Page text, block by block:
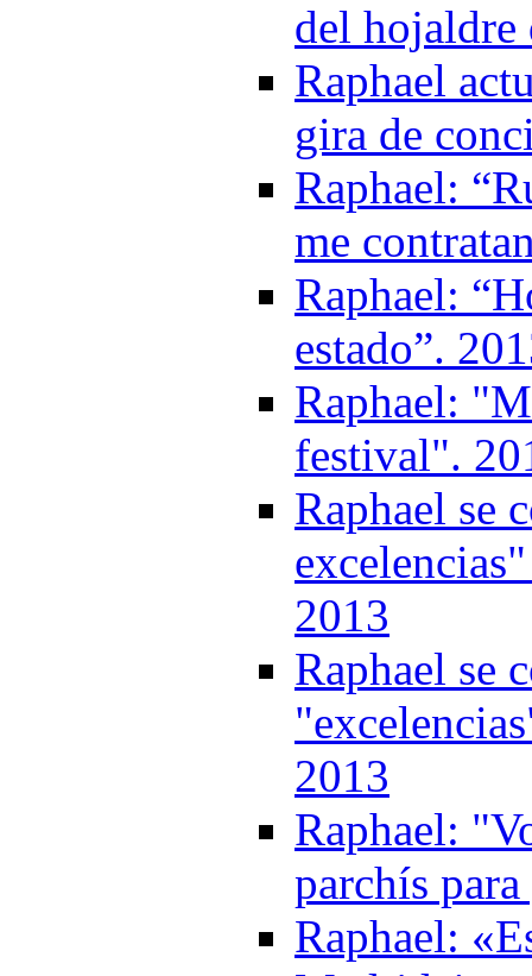
del hojaldre
Raphael
gira de
Raphael:
me
Raphael:
estado”.
Raphael:
festival".
Raphael se
2013
Raphael se
2013
Raphael:
parchís
Raphael: